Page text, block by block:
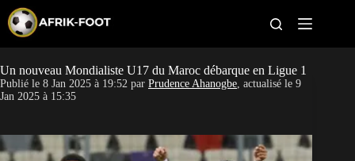
p
t
o
c
t
e
CAN féminine
Pays
Un nouveau Mondialiste U17 du Maroc débarque en Ligue 1
Publié le 8 Jan 2025 à 19:52 par Prudence Ahanogbe, actualisé le 9
Jan 2025 à 15:35